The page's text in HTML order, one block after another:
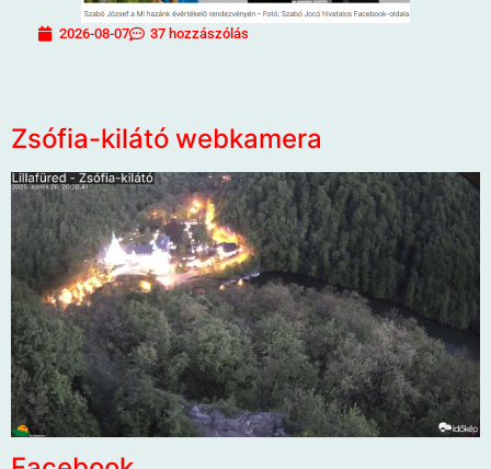
2026-08-07 37 hozzászólás
Zsófia-kilátó webkamera